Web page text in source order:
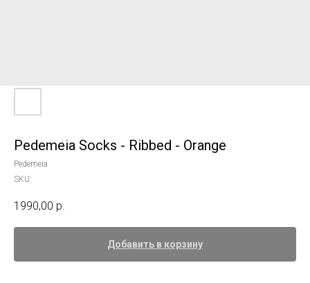
Pedemeia Socks - Ribbed - Orange
Pedemeia
SKU:
1990,00 р.
Добавить в корзину